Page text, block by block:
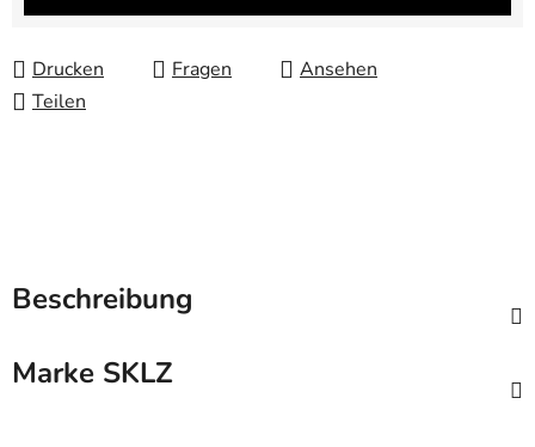
Drucken Fragen
Ansehen
Teilen
Beschreibung
Marke SKLZ